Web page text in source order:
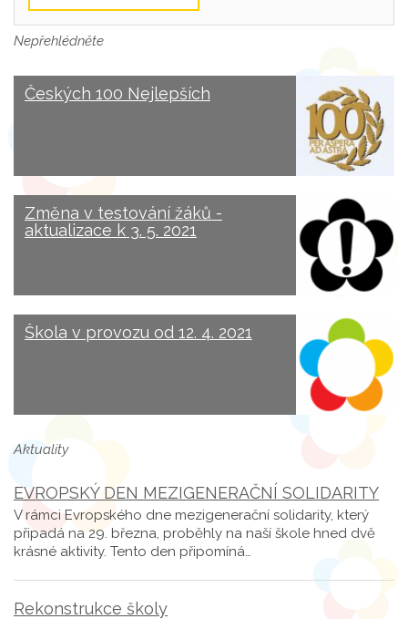
předškolnímu
vzdělávání
Nepřehlédněte
Českých 100 Nejlepších
Změna v testování žáků -
aktualizace k 3. 5. 2021
Škola v provozu od 12. 4. 2021
Aktuality
EVROPSKÝ DEN MEZIGENERAČNÍ SOLIDARITY
V rámci Evropského dne mezigenerační solidarity, který
připadá na 29. března, proběhly na naší škole hned dvě
krásné aktivity. Tento den připomíná…
Rekonstrukce školy